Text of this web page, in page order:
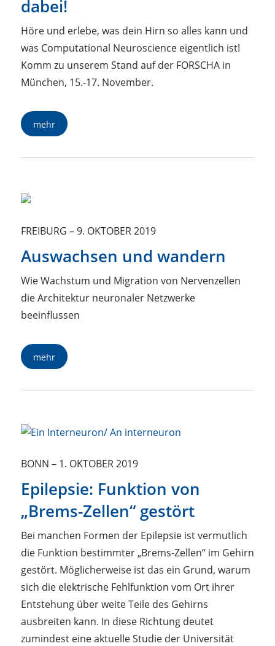
dabei!
Höre und erlebe, was dein Hirn so alles kann und
was Computational Neuroscience eigentlich ist!
Komm zu unserem Stand auf der FORSCHA in
München, 15.-17. November.
mehr
FREIBURG –9. OKTOBER 2019
Auswachsen und wandern
Wie Wachstum und Migration von Nervenzellen
die Architektur neuronaler Netzwerke
beeinflussen
mehr
BONN – 1. OKTOBER 2019
Epilepsie: Funktion von
„Brems-Zellen“ gestört
Bei manchen Formen der Epilepsie ist vermutlich
die Funktion bestimmter „Brems-Zellen“ im Gehirn
gestört. Möglicherweise ist das ein Grund, warum
sich die elektrische Fehlfunktion vom Ort ihrer
Entstehung über weite Teile des Gehirns
ausbreiten kann. In diese Richtung deutet
zumindest eine aktuelle Studie der Universität